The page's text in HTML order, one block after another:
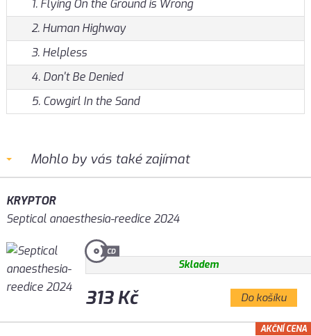
1. Flying On the Ground is Wrong
2. Human Highway
3. Helpless
4. Don't Be Denied
5. Cowgirl In the Sand
Mohlo by vás také zajímat
KRYPTOR
Septical anaesthesia-reedice 2024
Skladem
313 Kč Do košíku
AKČNÍ CENA